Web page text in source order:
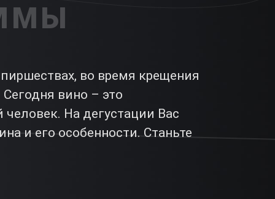
во время крещения
вино – это
На дегустации Вас
и его особенности. Станьте